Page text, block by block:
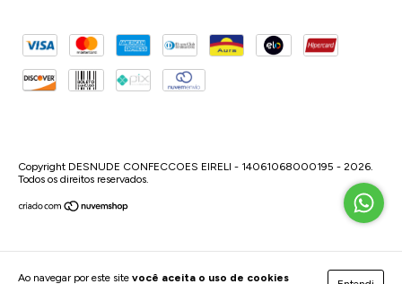
Ao navegar por este site você aceita o uso de cookies
Copyright DESNUDE CONFECCOES EIRELI - 14061068000195 - 2026.
Todos os direitos reservados.